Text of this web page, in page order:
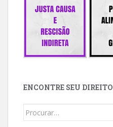
ENCONTRE SEU DIREITO
Buscar: